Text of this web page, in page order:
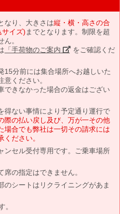
なり、大きさは縦・横・高さの合
イズ) までとなります。制限を超
。
「手荷物のご案内」 をご確認くだ
15分前には集合場所へお越しいた
ください。
きなかった場合の返金はござい
得ない事情により予定通り運行で
際の払い戻し及び、万が一その他
場合でも弊社は一切その請求には
ださい。
ンセル受付専用です。ご乗車場所
の指定はできません。
のシートはリクライニングがあま
。